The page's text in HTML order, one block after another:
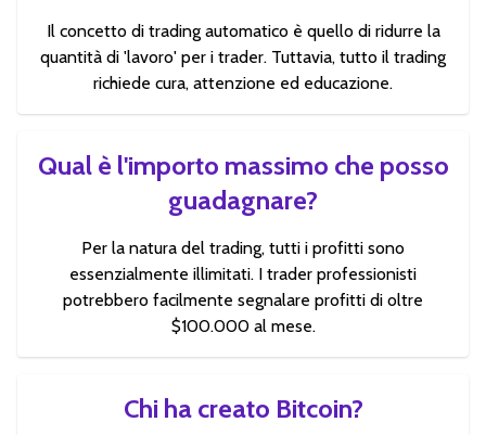
Il concetto di trading automatico è quello di ridurre la
quantità di 'lavoro' per i trader. Tuttavia, tutto il trading
richiede cura, attenzione ed educazione.
Qual è l'importo massimo che posso
guadagnare?
Per la natura del trading, tutti i profitti sono
essenzialmente illimitati. I trader professionisti
potrebbero facilmente segnalare profitti di oltre
$100.000 al mese.
Chi ha creato Bitcoin?